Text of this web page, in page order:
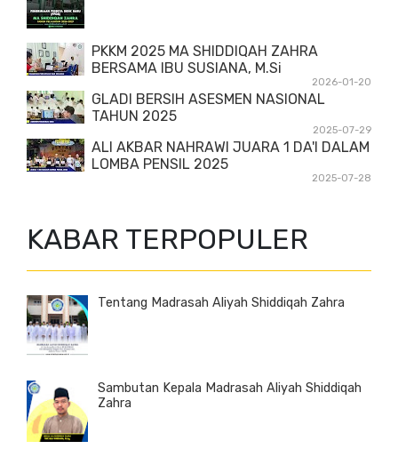
PKKM 2025 MA SHIDDIQAH ZAHRA
BERSAMA IBU SUSIANA, M.Si
2026-01-20
GLADI BERSIH ASESMEN NASIONAL
TAHUN 2025
2025-07-29
ALI AKBAR NAHRAWI JUARA 1 DA'I DALAM
LOMBA PENSIL 2025
2025-07-28
KABAR TERPOPULER
Tentang Madrasah Aliyah Shiddiqah Zahra
Sambutan Kepala Madrasah Aliyah Shiddiqah
Zahra